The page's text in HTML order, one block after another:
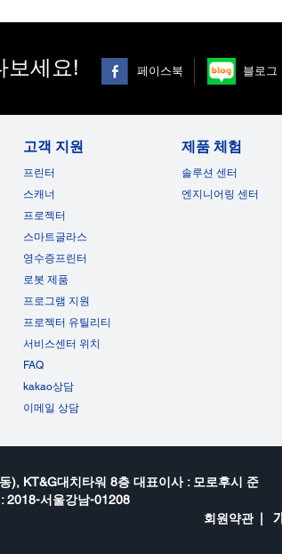
보세요! 페이스북 블로그
고객 지원
프린터
스캐너
프로젝터
스마트글라스
영수증프린터
로봇 제품
프로그램 지원
프로젝터 유틸리티
서비스센터 위치
FAQ
kakao상담
이메일 상담
제품 체험
솔루션 센터
엔지니어링 센터
), KT&G대치타워 8층 대표이사 : 모로후시 준
2018-서울강남-01208
회원약관